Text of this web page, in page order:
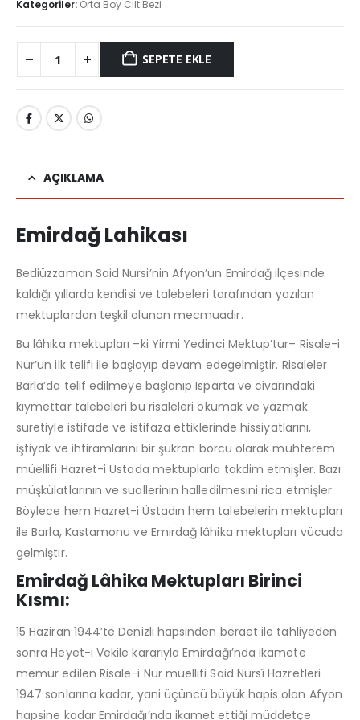
Kategoriler: Orta Boy Cilt Bezi
SEPETE EKLE
AÇIKLAMA
Emirdağ Lahikası
Bediüzzaman Said Nursi’nin Afyon’un Emirdağ ilçesinde
kaldığı yıllarda kendisi ve talebeleri tarafından yazılan
mektuplardan teşkil olunan mecmuadır.
Bu lâhika mektupları –ki Yirmi Yedinci Mektup’tur– Risale-i
Nur’un ilk telifi ile başlayıp devam edegelmiştir. Risaleler
Barla’da telif edilmeye başlanıp Isparta ve civarındaki
kıymettar talebeleri bu risaleleri okumak ve yazmak
suretiyle istifade ve istifaza ettiklerinde hissiyatlarını,
iştiyak ve ihtiramlarını bir şükran borcu olarak muhterem
müellifi Hazret-i Üstada mektuplarla takdim etmişler. Bazı
müşkülatlarının ve suallerinin halledilmesini rica etmişler.
Böylece hem Hazret-i Üstadın hem talebelerin mektupları
ile Barla, Kastamonu ve Emirdağ lâhika mektupları vücuda
gelmiştir.
Emirdağ Lâhika Mektupları Birinci
Kısmı:
15 Haziran 1944’te Denizli hapsinden beraet ile tahliyeden
sonra Heyet-i Vekile kararıyla Emirdağı’nda ikamete
memur edilen Risale-i Nur müellifi Said Nursî Hazretleri
1947 sonlarına kadar, yani üçüncü büyük hapis olan Afyon
hapsine kadar Emirdağı’nda ikamet ettiği müddetçe